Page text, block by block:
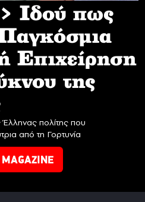
Iδού πως
Επιχείρηση
της
πολίτης που
από τη Γορτυνία